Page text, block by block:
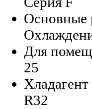
Основные
Для
25
Хладагент
R32